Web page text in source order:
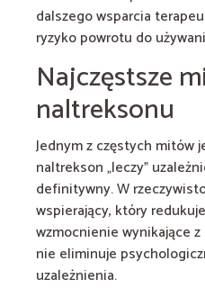
dalszego wsparcia
ryzyko powrotu do
Najczęstsze
naltreksonu
Jednym z częstych mitów
naltrekson „leczy”
definitywny. W
wspierający, który
wzmocnienie wynikające
nie eliminuje
uzależnienia.